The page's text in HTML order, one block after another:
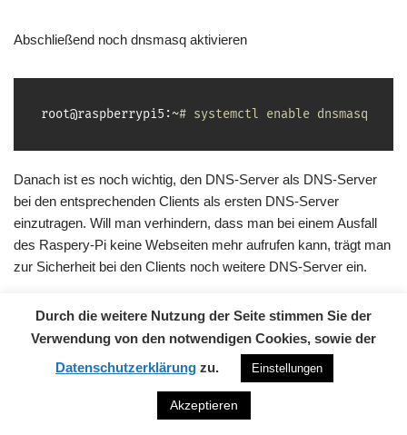
Abschließend noch dnsmasq aktivieren
root@raspberrypi5:~# systemctl enable dnsmasq
Danach ist es noch wichtig, den DNS-Server als DNS-Server
bei den entsprechenden Clients als ersten DNS-Server
einzutragen. Will man verhindern, dass man bei einem Ausfall
des Raspery-Pi keine Webseiten mehr aufrufen kann, trägt man
zur Sicherheit bei den Clients noch weitere DNS-Server ein.
1.4 Grundabsicherung via
Hetzner Firewall, ufw, fail2ban
(bei Betrieb als exposed Host
oder anderweitig direkt
Durch die weitere Nutzung der Seite stimmen Sie der
Verwendung von den notwendigen Cookies, sowie der
Datenschutzerklärung zu. Einstellungen
Akzeptieren